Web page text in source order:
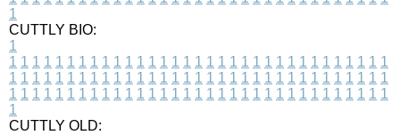
1
CUTTLY BIO:
1
1 1 1 1 1 1 1 1 1 1 1 1 1 1 1 1 1 1 1 1 1 1 1 1 1 1 1 1 1 1 1 1 1
1 1 1 1 1 1 1 1 1 1 1 1 1 1 1 1 1 1 1 1 1 1 1 1 1 1 1 1 1 1 1 1 1
1 1 1 1 1 1 1 1 1 1 1 1 1 1 1 1 1 1 1 1 1 1 1 1 1 1 1 1 1 1 1 1 1
1
CUTTLY OLD: